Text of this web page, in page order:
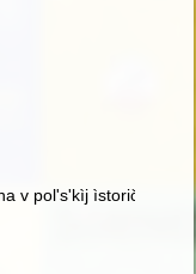
v pol's'kìj ìstoričnìj